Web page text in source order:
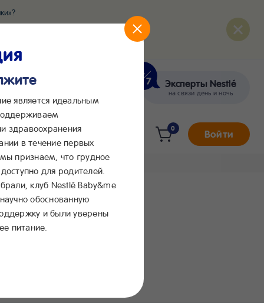
вашего малыша
Эксперты Nestlé
на связи день и ночь
0 Войти
является идеальным
здравоохранения
в течение первых
признаем, что грудное
для родителей.
клуб Nestlé Baby&me
обоснованную
и были уверены
питание.